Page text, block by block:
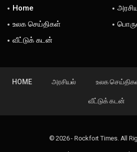
Home
உலக செய்திகள்
வீட்டுக் கடன்
HOME அரசியல் உலக
வீட்டுக் கடன்
© 2026 - Rockfort Times. All